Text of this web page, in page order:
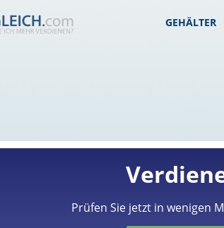
GEHÄLTER
Prüfen Sie jetzt in wenigen